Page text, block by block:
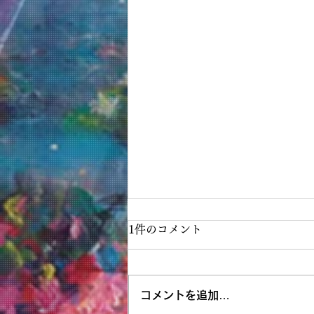
1件のコメント
コメントを追加…